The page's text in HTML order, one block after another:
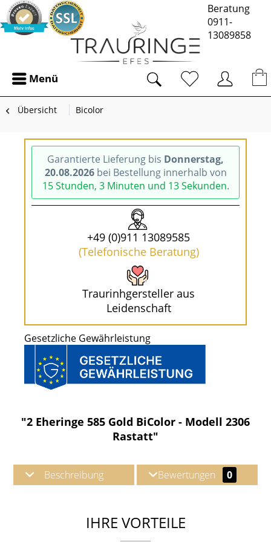
Beratung
0911-
13089858
Menü
Übersicht Bicolor
Garantierte Lieferung bis Donnerstag,
20.08.2026bei Bestellung innerhalb von
15 Stunden, 3 Minuten und 13 Sekunden.
+49 (0)911 13089585
(Telefonische Beratung)
Traurinhgersteller aus
Leidenschaft
Gesetzliche Gewährleistung
"2 Eheringe 585 Gold BiColor - Modell 2306
Rastatt"
Beschreibung Bewertungen 0
IHRE VORTEILE